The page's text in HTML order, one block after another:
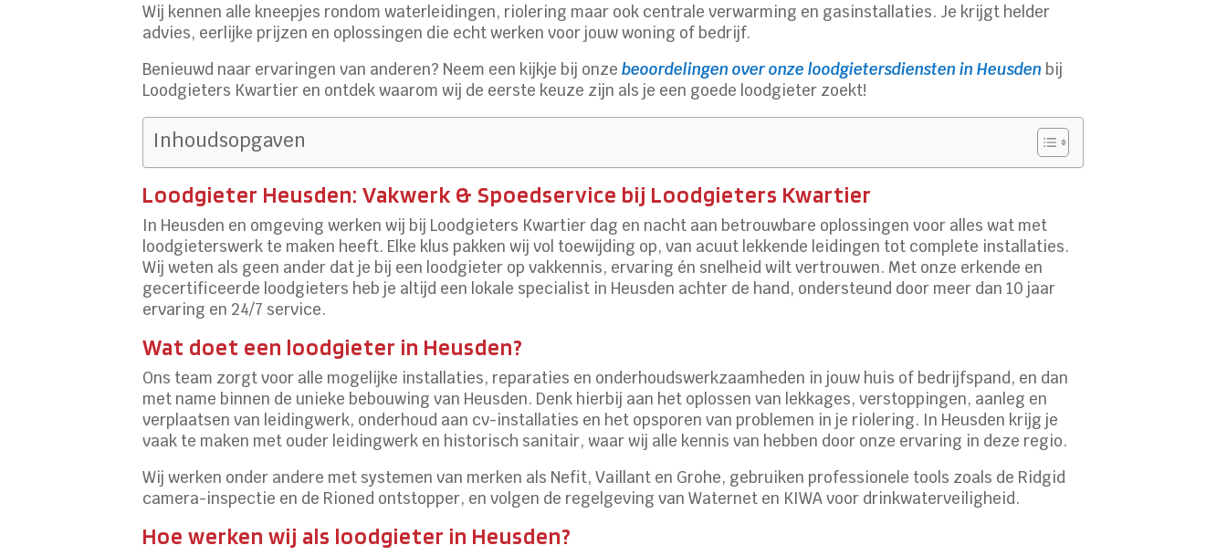
Wij kennen alle kneepjes rondom waterleidingen, riolering maar ook centrale verwarming en gasinstallaties. Je krijgt helder
advies, eerlijke prijzen en oplossingen die echt werken voor jouw woning of bedrijf.
Benieuwd naar ervaringen van anderen? Neem een kijkje bij onzebeoordelingen over onze loodgietersdiensten in Heusden bij
Loodgieters Kwartier en ontdek waarom wij de eerste keuze zijn als je een goede loodgieter zoekt!
Inhoudsopgaven
Loodgieter Heusden: Vakwerk & Spoedservice bij Loodgieters Kwartier
In Heusden en omgeving werken wij bij Loodgieters Kwartier dag en nacht aan betrouwbare oplossingen voor alles wat met
loodgieterswerk te maken heeft. Elke klus pakken wij vol toewijding op, van acuut lekkende leidingen tot complete installaties.
Wij weten als geen ander dat je bij een loodgieter op vakkennis, ervaring én snelheid wilt vertrouwen. Met onze erkende en
gecertificeerde loodgieters heb je altijd een lokale specialist in Heusden achter de hand, ondersteund door meer dan 10 jaar
ervaring en 24/7 service.
Wat doet een loodgieter in Heusden?
Ons team zorgt voor alle mogelijke installaties, reparaties en onderhoudswerkzaamheden in jouw huis of bedrijfspand, en dan
met name binnen de unieke bebouwing van Heusden. Denk hierbij aan het oplossen van lekkages, verstoppingen, aanleg en
verplaatsen van leidingwerk, onderhoud aan cv-installaties en het opsporen van problemen in je riolering. In Heusden krijg je
vaak te maken met ouder leidingwerk en historisch sanitair, waar wij alle kennis van hebben door onze ervaring in deze regio.
Wij werken onder andere met systemen van merken als Nefit, Vaillant en Grohe, gebruiken professionele tools zoals de Ridgid
camera-inspectie en de Rioned ontstopper, en volgen de regelgeving van Waternet en KIWA voor drinkwaterveiligheid.
Hoe werken wij als loodgieter in Heusden?